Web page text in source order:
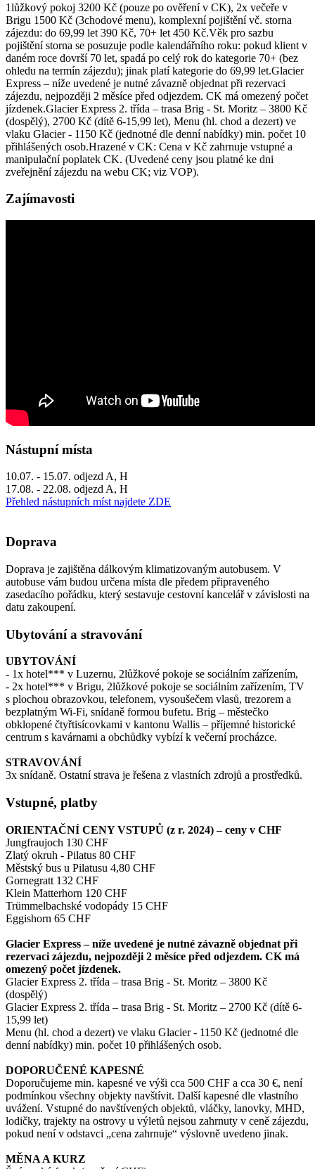
1lůžkový pokoj 3200 Kč (pouze po ověření v CK), 2x večeře v
Brigu 1500 Kč (3chodové menu), komplexní pojištění vč. storna
zájezdu: do 69,99 let 390 Kč, 70+ let 450 Kč.Věk pro sazbu
pojištění storna se posuzuje podle kalendářního roku: pokud klient v
daném roce dovrší 70 let, spadá po celý rok do kategorie 70+ (bez
ohledu na termín zájezdu); jinak platí kategorie do 69,99 let.Glacier
Express – níže uvedené je nutné závazně objednat při rezervaci
zájezdu, nejpozději 2 měsíce před odjezdem. CK má omezený počet
jízdenek.Glacier Express 2. třída – trasa Brig - St. Moritz – 3800 Kč
(dospělý), 2700 Kč (dítě 6-15,99 let), Menu (hl. chod a dezert) ve
vlaku Glacier - 1150 Kč (jednotné dle denní nabídky) min. počet 10
přihlášených osob.Hrazené v CK: Cena v Kč zahrnuje vstupné a
manipulační poplatek CK. (Uvedené ceny jsou platné ke dni
zveřejnění zájezdu na webu CK; viz VOP).
Zajímavosti
Nástupní místa
10.07. - 15.07. odjezd A, H
17.08. - 22.08. odjezd A, H
Přehled nástupních míst najdete ZDE
Doprava
Doprava je zajištěna dálkovým klimatizovaným autobusem. V
autobuse vám budou určena místa dle předem připraveného
zasedacího pořádku, který sestavuje cestovní kancelář v závislosti na
datu zakoupení.
Ubytování a stravování
UBYTOVÁNÍ
- 1x hotel*** v Luzernu, 2lůžkové pokoje se sociálním zařízením,
- 2x hotel*** v Brigu, 2lůžkové pokoje se sociálním zařízením, TV
s plochou obrazovkou, telefonem, vysoušečem vlasů, trezorem a
bezplatným Wi-Fi, snídaně formou bufetu. Brig – městečko
obklopené čtyřtisícovkami v kantonu Wallis – příjemné historické
centrum s kavárnami a obchůdky vybízí k večerní procházce.
STRAVOVÁNÍ
3x snídaně. Ostatní strava je řešena z vlastních zdrojů a prostředků.
Vstupné, platby
ORIENTAČNÍ CENY VSTUPŮ (z r. 2024) – ceny v CHF
Jungfraujoch 130 CHF
Zlatý okruh - Pilatus 80 CHF
Městský bus u Pilatusu 4,80 CHF
Gornegratt 132 CHF
Klein Matterhorn 120 CHF
Trümmelbachské vodopády 15 CHF
Eggishorn 65 CHF
Glacier Express – níže uvedené je nutné závazně objednat při
rezervaci zájezdu, nejpozději 2 měsíce před odjezdem. CK má
omezený počet jízdenek.
Glacier Express 2. třída – trasa Brig - St. Moritz – 3800 Kč
(dospělý)
Glacier Express 2. třída – trasa Brig - St. Moritz – 2700 Kč (dítě 6-
15,99 let)
Menu (hl. chod a dezert) ve vlaku Glacier - 1150 Kč (jednotné dle
denní nabídky) min. počet 10 přihlášených osob.
DOPORUČENÉ KAPESNÉ
Doporučujeme min. kapesné ve výši cca 500 CHF a cca 30 €, není
podmínkou všechny objekty navštívit. Další kapesné dle vlastního
uvážení. Vstupné do navštívených objektů, vláčky, lanovky, MHD,
lodičky, trajekty na ostrovy u výletů nejsou zahrnuty v ceně zájezdu,
pokud není v odstavci „cena zahrnuje“ výslovně uvedeno jinak.
MĚNA A KURZ